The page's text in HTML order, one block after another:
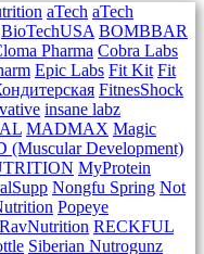
aTech aTech
BioTechUSA BOMBBAR
Pharma Cobra Labs
Epic Labs Fit Kit Fit
FitnesShock
insane labz
MADMAX Magic
(Muscular Development)
MyProtein
Nongfu Spring Not
Popeye
RavNutrition RECKFUL
Siberian Nutrogunz